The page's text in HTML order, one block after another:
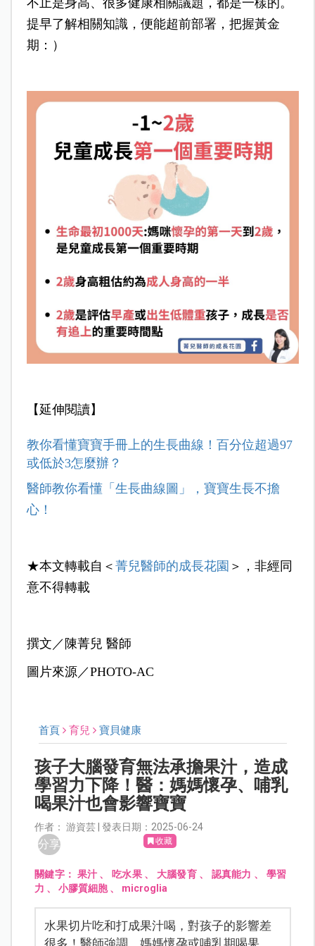
不止是身高、很多健康相關議題，都是一樣的。
提早了解相關知識，便能超前部署，把握黃金
期：）
【延伸閱讀】
教你看懂寶寶手冊上的生長曲線！百分位超過97
或低於3怎麼辦？
醫師教你看懂「生長曲線圖」，寶寶生長不擔
心！
★本文轉載自＜ 菁兒醫師的成長花園 ＞，非經同
意不得轉載
撰文／陳菁兒 醫師
圖片來源／PHOTO-AC
首頁 育兒 寶貝健康
孩子大腦發育無法承擔果汁，造成
學習力下降！醫：媽媽懷孕、哺乳
喝果汁也會影響寶寶
作者： 游資芸 | 發表日期：2025-06-24
分享 收藏
關鍵字： 果汁 、 吃水果、 大腦發育、 認真能力 、 學習
力 、小膠質細胞、 microglia
水果切片吃和打成果汁喝，對孩子的影響差